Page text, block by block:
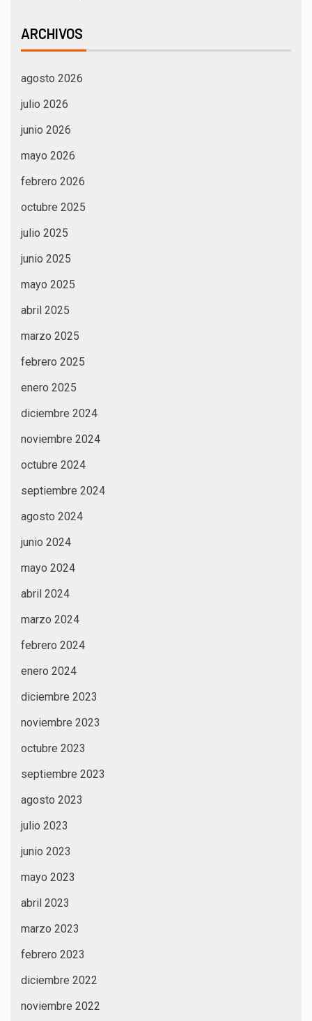
ARCHIVOS
agosto 2026
julio 2026
junio 2026
mayo 2026
febrero 2026
octubre 2025
julio 2025
junio 2025
mayo 2025
abril 2025
marzo 2025
febrero 2025
enero 2025
diciembre 2024
noviembre 2024
octubre 2024
septiembre 2024
agosto 2024
junio 2024
mayo 2024
abril 2024
marzo 2024
febrero 2024
enero 2024
diciembre 2023
noviembre 2023
octubre 2023
septiembre 2023
agosto 2023
julio 2023
junio 2023
mayo 2023
abril 2023
marzo 2023
febrero 2023
diciembre 2022
noviembre 2022